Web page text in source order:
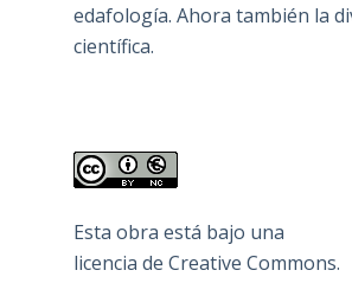
edafología. Ahora también la
científica.
Esta obra está bajo una
licencia de Creative Commons.